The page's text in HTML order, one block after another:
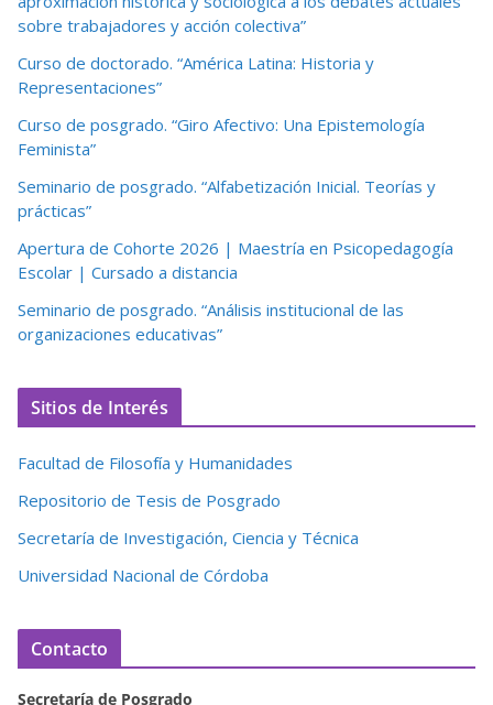
sobre trabajadores y acción colectiva”
Curso de doctorado. “América Latina: Historia y
Representaciones”
Curso de posgrado. “Giro Afectivo: Una Epistemología
Feminista”
Seminario de posgrado. “Alfabetización Inicial. Teorías y
prácticas”
Apertura de Cohorte 2026 | Maestría en Psicopedagogía
Escolar | Cursado a distancia
Seminario de posgrado. “Análisis institucional de las
organizaciones educativas”
Sitios de Interés
Facultad de Filosofía y Humanidades
Repositorio de Tesis de Posgrado
Secretaría de Investigación, Ciencia y Técnica
Universidad Nacional de Córdoba
Contacto
Secretaría de Posgrado